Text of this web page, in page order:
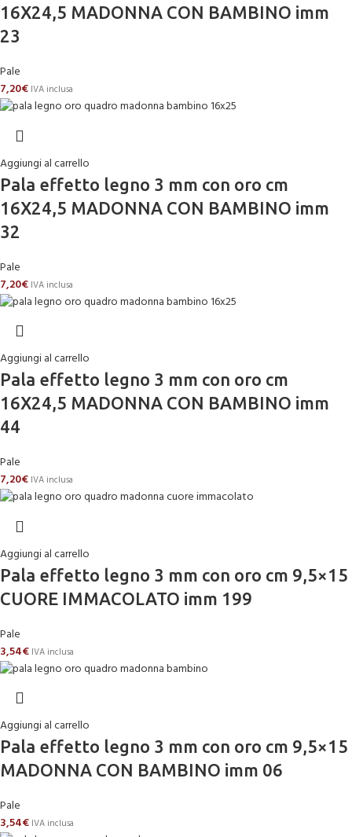
16X24,5 MADONNA CON BAMBINO imm
23
Pale
7,20€ IVA inclusa
Aggiungi al carrello
Pala effetto legno 3 mm con oro cm
16X24,5 MADONNA CON BAMBINO imm
32
Pale
7,20€ IVA inclusa
Aggiungi al carrello
Pala effetto legno 3 mm con oro cm
16X24,5 MADONNA CON BAMBINO imm
44
Pale
7,20€ IVA inclusa
Aggiungi al carrello
Pala effetto legno 3 mm con oro cm 9,5×15
CUORE IMMACOLATO imm 199
Pale
3,54€ IVA inclusa
Aggiungi al carrello
Pala effetto legno 3 mm con oro cm 9,5×15
MADONNA CON BAMBINO imm 06
Pale
3,54€ IVA inclusa